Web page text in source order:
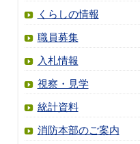
くらしの情報
職員募集
入札情報
視察・見学
統計資料
消防本部のご案内